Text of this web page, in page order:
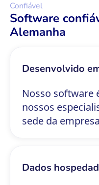
Confiável
Software
Alemanha
Desenvolvido
Nosso software
nossos
sede da
Dados